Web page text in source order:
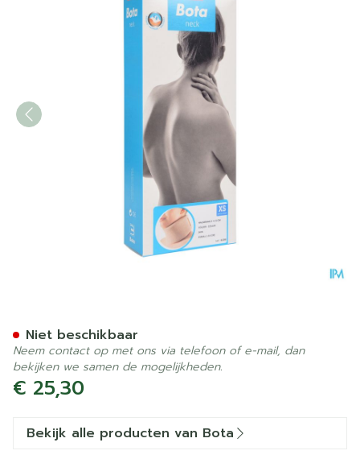
€ 25,30
Niet beschikbaar
Neem contact op met ons via telefoon of e-mail, dan
bekijken we samen de mogelijkheden.
Bekijk alle producten van Bota